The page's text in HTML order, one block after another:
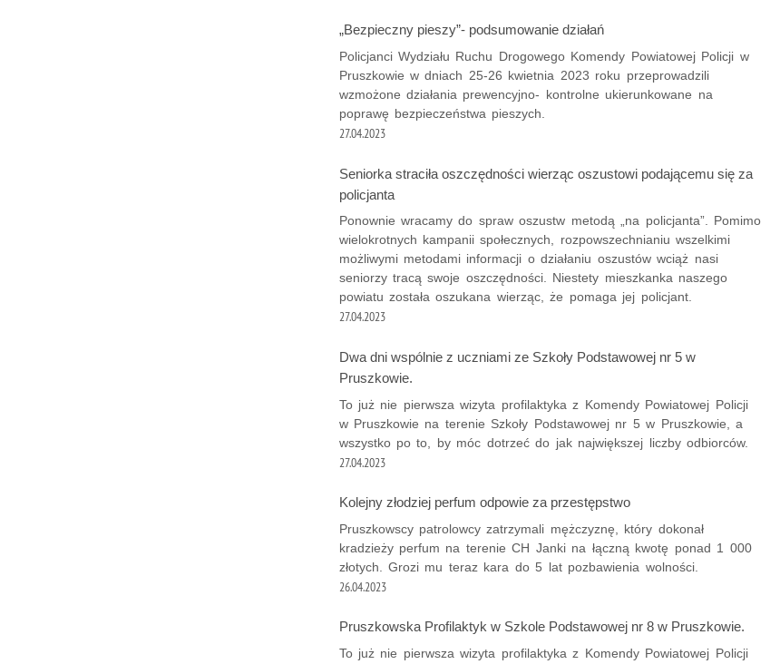
„Bezpieczny pieszy”- podsumowanie działań
Policjanci Wydziału Ruchu Drogowego Komendy Powiatowej Policji w
Pruszkowie w dniach 25-26 kwietnia 2023 roku przeprowadzili
wzmożone działania prewencyjno- kontrolne ukierunkowane na
poprawę bezpieczeństwa pieszych.
27.04.2023
Seniorka straciła oszczędności wierząc oszustowi podającemu się za
policjanta
Ponownie wracamy do spraw oszustw metodą „na policjanta”. Pomimo
wielokrotnych kampanii społecznych, rozpowszechnianiu wszelkimi
możliwymi metodami informacji o działaniu oszustów wciąż nasi
seniorzy tracą swoje oszczędności. Niestety mieszkanka naszego
powiatu została oszukana wierząc, że pomaga jej policjant.
27.04.2023
Dwa dni wspólnie z uczniami ze Szkoły Podstawowej nr 5 w
Pruszkowie.
To już nie pierwsza wizyta profilaktyka z Komendy Powiatowej Policji
w Pruszkowie na terenie Szkoły Podstawowej nr 5 w Pruszkowie, a
wszystko po to, by móc dotrzeć do jak największej liczby odbiorców.
27.04.2023
Kolejny złodziej perfum odpowie za przestępstwo
Pruszkowscy patrolowcy zatrzymali mężczyznę, który dokonał
kradzieży perfum na terenie CH Janki na łączną kwotę ponad 1 000
złotych. Grozi mu teraz kara do 5 lat pozbawienia wolności.
26.04.2023
Pruszkowska Profilaktyk w Szkole Podstawowej nr 8 w Pruszkowie.
To już nie pierwsza wizyta profilaktyka z Komendy Powiatowej Policji